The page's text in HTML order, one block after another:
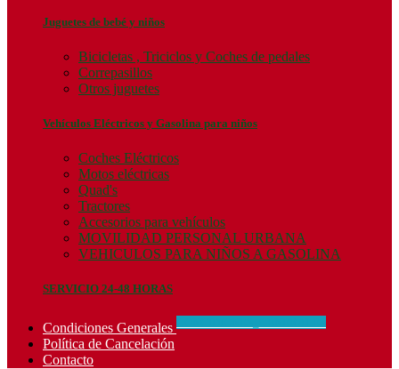
Juguetes de bebé y niños
Bicicletas , Triciclos y Coches de pedales
Correpasillos
Otros juguetes
Vehículos Eléctricos y Gasolina para niños
Coches Eléctricos
Motos eléctricas
Quad's
Tractores
Accesorios para vehículos
MOVILIDAD PERSONAL URBANA
VEHICULOS PARA NIÑOS A GASOLINA
SERVICIO 24-48 HORAS
Condiciones Generales
Política de Cancelación
Contacto